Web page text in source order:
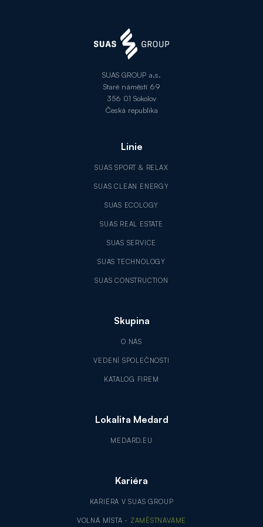
SUAS GROUP a.s.
Staré náměstí 69
356 01 Sokolov
Česká republika
Linie
SUAS SPORT & RELAX
SUAS CLEAN ENERGY
SUAS ECOLOGY
SUAS REAL ESTATE
SUAS SERVICE
SUAS TECHNOLOGY
SUAS CONSTRUCTION
Skupina
O NÁS
VEDENÍ SPOLEČNOSTI
KATALOG FIREM
Lokalita Medard
MEDARD.EU
Kariéra
KARIÉRA V SUAS GROUP
VOLNÁ MÍSTA - ZAMĚSTNÁVÁME